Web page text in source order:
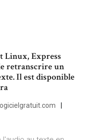
Linux, Express
retranscrire un
Il est disponible